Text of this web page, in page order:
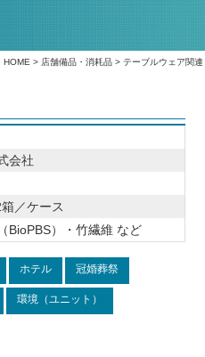
HOME > 店舗備品・消耗品 > テーブルウェア関連
会社
／ケース
BioPBS）・竹繊維 など
ホテル 冠婚葬祭
環境（ユニット）